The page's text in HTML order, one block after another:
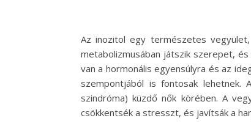
Az inozitol egy természetes
metabolizmusában játszik szerepet,
van a hormonális egyensúlyra és az
szempontjából is fontosak lehetnek.
szindróma) küzdő nők körében. A
csökkentsék a stresszt, és javítsák a